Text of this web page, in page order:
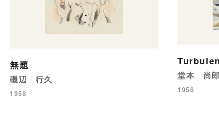
無題
磯辺 行久
1958
堂本 尚
1958